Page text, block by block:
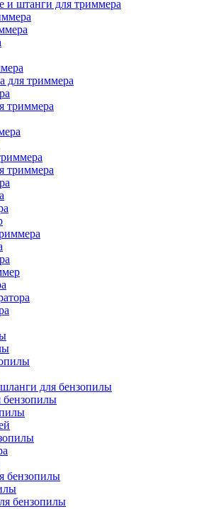
и штанги для триммера
для триммера
триммера
триммера
для бензопилы
бензопилы
бензопилы
бензопилы